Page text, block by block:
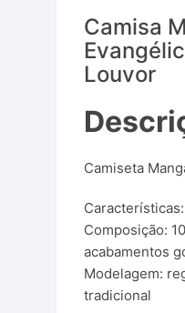
Camisa
Louvor
Camiseta
Características:
Composição:
acabamentos
Modelagem:
tradicional